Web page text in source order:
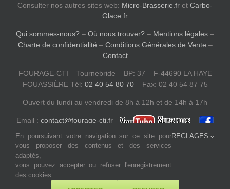
Consulter nos autres sites web: Micro-Brasserie.fr et Carbo-
Glace.fr
Qui sommes-nous? – Où nous trouver? – Mentions légales –
Charte de confidentialité – Conditions Générales de Vente –
Contact
FOURAGE-CTI – Tournebride – BP: 37 – F-44690 LA HAYE
FOUASSIÈRE Tél: 02 40 54 80 70– Fax: 02 40 54 87 75
Ouvert du lundi au vendredi de 8h à 12h et de 14h à 17h
Email : contact@fourage-cti.fr
En poursuivant votre navigation sur ce site pour
vous proposer des contenus et des services
adaptés,
vous pouvez accepter ou refuser l'enregistrement
des cookies
REGLAGES